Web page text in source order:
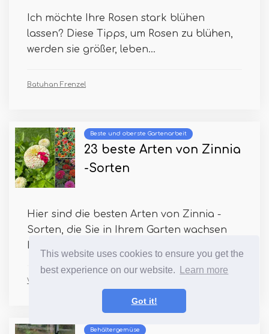
This website uses cookies to ensure you get the
best experience on our website.
Learn more
Got it!
Ich möchte Ihre Rosen stark blühen
lassen? Diese Tipps, um Rosen zu blühen,
werden sie größer, leben...
Batuhan Frenzel
Beste und oberste Gartenarbeit
23 beste Arten von Zinnia
-Sorten
Hier sind die besten Arten von Zinnia -
Sorten, die Sie in Ihrem Garten wachsen
können, um seine hell...
Vivien Tang
Behältergemüse